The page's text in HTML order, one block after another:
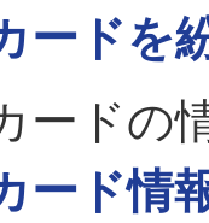
ードを
ードの
ード情